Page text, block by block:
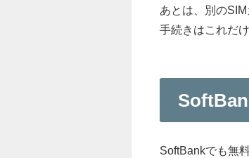
あとは、別の
手続きはこれだ
SoftBankでも無